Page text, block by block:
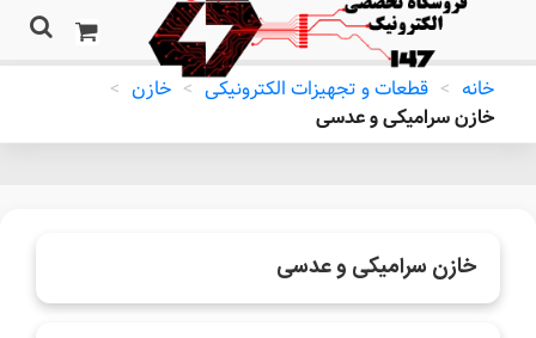
خانه > قطعات و تجهیزات الکترونیکی > خازن >
خازن سرامیکی و عدسی
خازن سرامیکی و عدسی